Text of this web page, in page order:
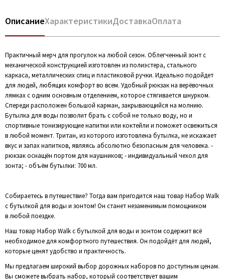
ОписаниеХарактеристикиДоставкаОплата
Практичный мерч для прогулок на любой сезон. Облегченный зонт с
механической конструкцией изготовлен из полиэстера, стального
каркаса, металлических спиц и пластиковой ручки. Идеально подойдет
для людей, любящих комфорт во всем. Удобный рюкзак на верёвочных
лямках с одним основным отделением, которое стягивается шнурком.
Спереди расположен большой карман, закрывающийся на молнию.
Бутылка для воды позволит брать с собой не только воду, но и
спортивные тонизирующие напитки или коктейли и поможет освежиться
в любой момент. Тритан, из которого изготовлена бутылка, не искажает
вкус и запах напитков, являясь абсолютно безопасным для человека. -
рюкзак оснащён портом для наушников; - индивидуальный чехол для
зонта; - объём бутылки: 700 мл.
Собираетесь в путешествие? Тогда вам пригодится наш товар Набор Walk
с бутылкой для воды и зонтом! Он станет незаменимым помощником
в любой поездке.
Наш товар Набор Walk с бутылкой для воды и зонтом содержит всё
необходимое для комфортного путешествия. Он подойдёт для людей,
которые ценят удобство и практичность.
Мы предлагаем широкий выбор дорожных наборов по доступным ценам.
Вы сможете выбрать набор, который соответствует вашим